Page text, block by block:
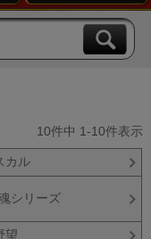
10件中 1-10件表示
カル
シリーズ
望